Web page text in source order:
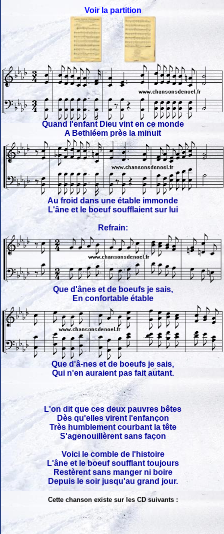
Voir la partition
Quand l'enfant Dieu vint en ce monde
A Bethléem près la minuit
Au froid dans une étable immonde
L'âne et le boeuf soufflaient sur lui
Refrain:
Que d'ânes et de boeufs je sais,
En confortable étable
Que d'â-nes et de boeufs je sais,
Qui n'en auraient pas fait autant.
L'on dit que ces deux pauvres bêtes
Dès qu'elles virent l'enfançon
Très humblement courbant la tête
S'agenouillèrent sans façon
Voici le comble de l'histoire
L'âne et le boeuf soufflant toujours
Restèrent sans manger ni boire
Depuis le soir jusqu'au grand jour.
Cette chanson existe sur les CD suivants :